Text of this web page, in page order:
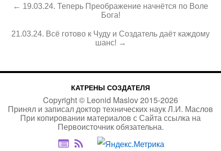
← 19.03.24. Теперь Преображение начнётся по Воле
Бога!
21.03.24. Всё готово к Чуду и Создатель даёт каждому
шанс! →
КАТРЕНЫ СОЗДАТЕЛЯ
Copyright © Leonid Maslov2015-2026
Принял и записал доктор технических наук Л.И. Маслов
При копировании материалов с Сайтассылка на
Первоисточникобязательна.